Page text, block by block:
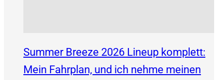
Summer Breeze 2026 Lineup komplett:
Mein Fahrplan, und ich nehme meinen